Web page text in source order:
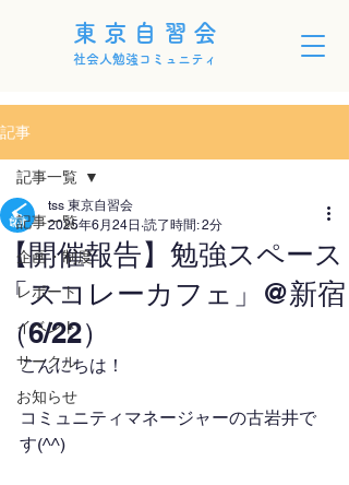
東京自習会
社会人勉強コミュニティ
記事
記事一覧
企画・制度
レポート
イベント
サークル
お知らせ
記事一覧
【開催報告】勉強スペース
「スコレーカフェ」@新宿
（6/22）
tss 東京自習会
2025年6月24日 読了時間: 2分
こんにちは！
コミュニティマネージャーの古岩井で
す(^^)